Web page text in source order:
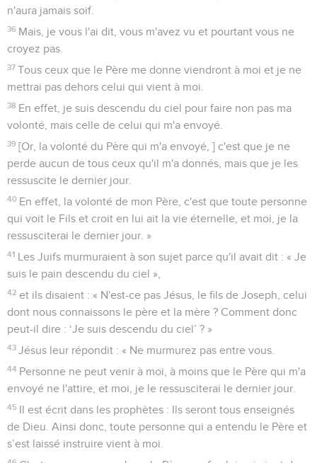
n'aura jamais soif.
36 Mais, je vous l'ai dit, vous m'avez vu et pourtant vous ne
croyez pas.
37 Tous ceux que le Père me donne viendront à moi et je ne
mettrai pas dehors celui qui vient à moi.
38 En effet, je suis descendu du ciel pour faire non pas ma
volonté, mais celle de celui qui m'a envoyé.
39 [Or, la volonté du Père qui m'a envoyé, ] c'est que je ne
perde aucun de tous ceux qu'il m'a donnés, mais que je les
ressuscite le dernier jour.
40 En effet, la volonté de mon Père, c'est que toute personne
qui voit le Fils et croit en lui ait la vie éternelle, et moi, je la
ressusciterai le dernier jour. »
41 Les Juifs murmuraient à son sujet parce qu'il avait dit : « Je
suis le pain descendu du ciel »,
42 et ils disaient : « N'est-ce pas Jésus, le fils de Joseph, celui
dont nous connaissons le père et la mère ? Comment donc
peut-il dire : ‘Je suis descendu du ciel’ ? »
43 Jésus leur répondit : « Ne murmurez pas entre vous.
44 Personne ne peut venir à moi, à moins que le Père qui m'a
envoyé ne l'attire, et moi, je le ressusciterai le dernier jour.
45 Il est écrit dans les prophètes : Ils seront tous enseignés
de Dieu. Ainsi donc, toute personne qui a entendu le Père et
s’est laissé instruire vient à moi.